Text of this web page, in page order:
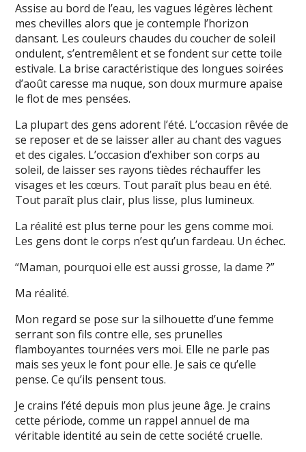
Assise au bord de l’eau, les vagues légères lèchent
mes chevilles alors que je contemple l’horizon
dansant. Les couleurs chaudes du coucher de soleil
ondulent, s’entremêlent et se fondent sur cette toile
estivale. La brise caractéristique des longues soirées
d’août caresse ma nuque, son doux murmure apaise
le flot de mes pensées.
La plupart des gens adorent l’été. L’occasion rêvée de
se reposer et de se laisser aller au chant des vagues
et des cigales. L’occasion d’exhiber son corps au
soleil, de laisser ses rayons tièdes réchauffer les
visages et les cœurs. Tout paraît plus beau en été.
Tout paraît plus clair, plus lisse, plus lumineux.
La réalité est plus terne pour les gens comme moi.
Les gens dont le corps n’est qu’un fardeau. Un échec.
“Maman, pourquoi elle est aussi grosse, la dame ?”
Ma réalité.
Mon regard se pose sur la silhouette d’une femme
serrant son fils contre elle, ses prunelles
flamboyantes tournées vers moi. Elle ne parle pas
mais ses yeux le font pour elle. Je sais ce qu’elle
pense. Ce qu’ils pensent tous.
Je crains l’été depuis mon plus jeune âge. Je crains
cette période, comme un rappel annuel de ma
véritable identité au sein de cette société cruelle.